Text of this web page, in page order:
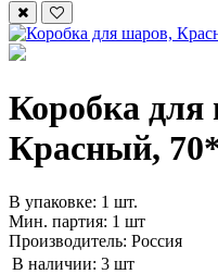
Коробка для
Красный,
В упаковке: 1 шт.
Мин. партия: 1 шт
Производитель: Россия
В наличии: 3 шт